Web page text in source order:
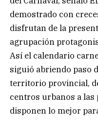
demostrado con
disfrutan de la
agrupación
Así el calendario
siguió abriendo paso
territorio provincial,
centros urbanos a las
disponen lo mejor